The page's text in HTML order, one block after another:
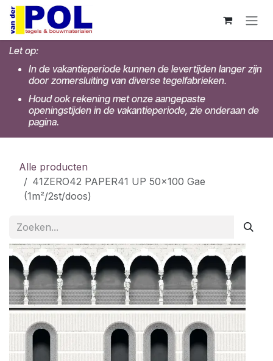
Overslaan naar inhoud
Let op:
In de vakantieperiode kunnen de levertijden langer zijn
door zomersluiting van diverse tegelfabrieken.
Houd ook rekening met onze aangepaste
openingstijden in de vakantieperiode, zie onderaan de
pagina.
Alle producten
41ZERO42 PAPER41 UP 50x100 Gae
(1m²/2st/doos)